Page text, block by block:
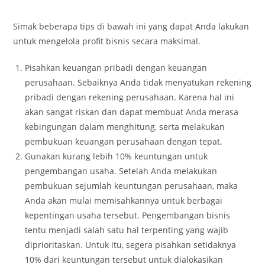
Simak beberapa tips di bawah ini yang dapat Anda lakukan
untuk mengelola profit bisnis secara maksimal.
Pisahkan keuangan pribadi dengan keuangan
perusahaan. Sebaiknya Anda tidak menyatukan rekening
pribadi dengan rekening perusahaan. Karena hal ini
akan sangat riskan dan dapat membuat Anda merasa
kebingungan dalam menghitung, serta melakukan
pembukuan keuangan perusahaan dengan tepat.
Gunakan kurang lebih 10% keuntungan untuk
pengembangan usaha. Setelah Anda melakukan
pembukuan sejumlah keuntungan perusahaan, maka
Anda akan mulai memisahkannya untuk berbagai
kepentingan usaha tersebut. Pengembangan bisnis
tentu menjadi salah satu hal terpenting yang wajib
diprioritaskan. Untuk itu, segera pisahkan setidaknya
10% dari keuntungan tersebut untuk dialokasikan